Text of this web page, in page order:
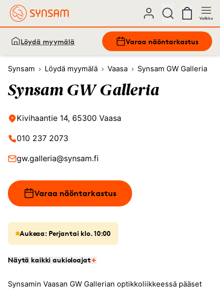
Valikko
Löydä myymälä Varaa näöntarkastus
Synsam Löydä myymälä Vaasa Synsam GW Galleria
Synsam GW Galleria
Kivihaantie 14, 65300 Vaasa
010 237 2073
gw.galleria@synsam.fi
Varaa näöntarkastus
Aukeaa: Perjantai klo. 10:00
Näytä kaikki aukioloajat
Synsamin Vaasan GW Gallerian optikkoliikkeessä pääset